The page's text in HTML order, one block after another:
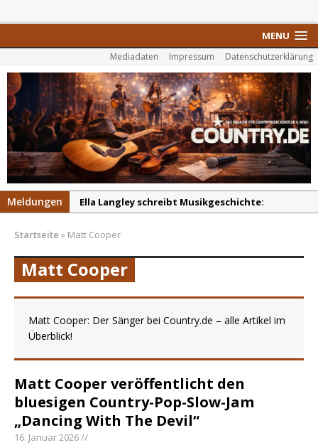
MENU
Mediadaten Impressum Datenschutzerklärung
Meldungen
Ella Langley schreibt Musikgeschichte:
aller Zeiten
pez veröffentlicht neue Single „Late Night
Talks“ – eine Hymne auf unvergessliche
Sommernächte
Randy Travis veröffentlicht mit „I Don’t Care“
Danke für Euer Vertrauen: Country.de erreicht
täglich rund 10.000 Leser
Kacey Musgraves entführt Fans mit neuem
Video zu „Mexico Honey“
Carly Pearce hinterfragt den ständigen
Startseite » Matt Cooper
Matt Cooper
Matt Cooper: Der Sänger bei Country.de – alle Artikel im
Überblick!
Matt Cooper veröffentlicht den
bluesigen Country-Pop-Slow-Jam
„Dancing With The Devil“
16. Januar 2026 //